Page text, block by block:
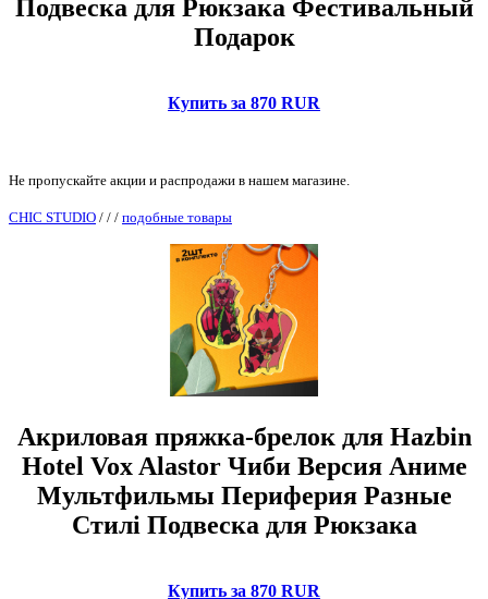
Подвеска для Рюкзака Фестивальный
Подарок
Купить за 870 RUR
Не пропускайте акции и распродажи в нашем магазине.
CHIC STUDIO / / / подобные товары
Акриловая пряжка-брелок для Hazbin
Hotel Vox Alastor Чиби Версия Аниме
Мультфильмы Периферия Разные
Стилі Подвеска для Рюкзака
Купить за 870 RUR